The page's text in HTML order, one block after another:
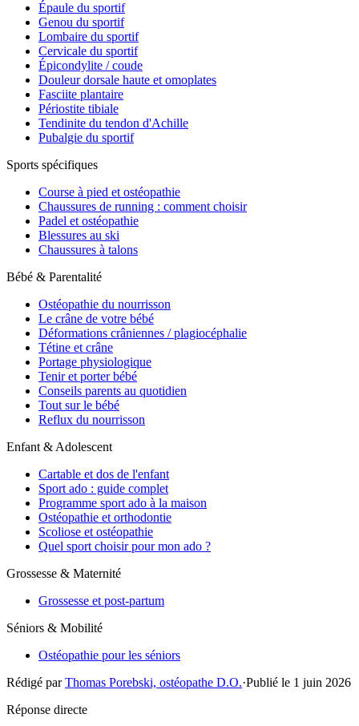
Épaule du sportif
Genou du sportif
Lombaire du sportif
Cervicale du sportif
Épicondylite / coude
Douleur dorsale haute et omoplates
Fasciite plantaire
Périostite tibiale
Tendinite du tendon d'Achille
Pubalgie du sportif
Sports spécifiques
Course à pied et ostéopathie
Chaussures de running : comment choisir
Padel et ostéopathie
Blessures au ski
Chaussures à talons
Bébé & Parentalité
Ostéopathie du nourrisson
Le crâne de votre bébé
Déformations crâniennes / plagiocéphalie
Tétine et crâne
Portage physiologique
Tenir et porter bébé
Conseils parents au quotidien
Tout sur le bébé
Reflux du nourrisson
Enfant & Adolescent
Cartable et dos de l'enfant
Sport ado : guide complet
Programme sport ado à la maison
Ostéopathie et orthodontie
Scoliose et ostéopathie
Quel sport choisir pour mon ado ?
Grossesse & Maternité
Grossesse et post-partum
Séniors & Mobilité
Ostéopathie pour les séniors
Rédigé par Thomas Porebski, ostéopathe D.O.·Publié le 1 juin 2026
Réponse directe